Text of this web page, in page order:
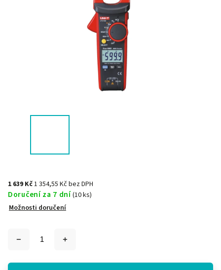
1 639 Kč1 354,55 Kč bez DPH
Doručení za 7 dní(10 ks)
Možnosti doručení